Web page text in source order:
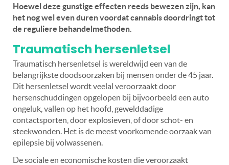
Hoewel deze gunstige effecten reeds bewezen zijn, kan
het nog wel even duren voordat cannabis doordringt tot
de reguliere behandelmethoden.
Traumatisch hersenletsel
Traumatisch hersenletsel is wereldwijd een van de
belangrijkste doodsoorzaken bij mensen onder de 45 jaar.
Dit hersenletsel wordt veelal veroorzaakt door
hersenschuddingen opgelopen bij bijvoorbeeld een auto
ongeluk, vallen op het hoofd, gewelddadige
contactsporten, door explosieven, of door schot- en
steekwonden. Het is de meest voorkomende oorzaak van
epilepsie bij volwassenen.
De sociale en economische kosten die veroorzaakt